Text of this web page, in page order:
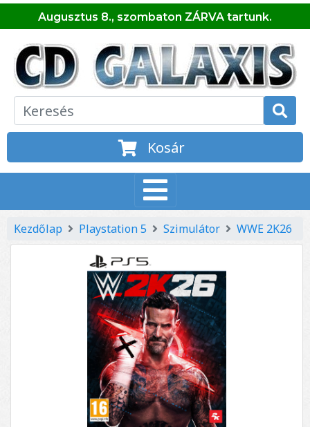
Augusztus 8., szombaton ZÁRVA tartunk.
Kosár
Kezdőlap Playstation 5 Szimulátor WWE 2K26